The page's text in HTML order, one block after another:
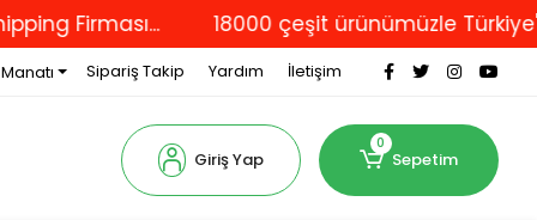
18000 çeşit ürünümüzle Türkiye'nin
Sipariş Takip Yardım İletişim
Giriş Yap
0
Sepetim